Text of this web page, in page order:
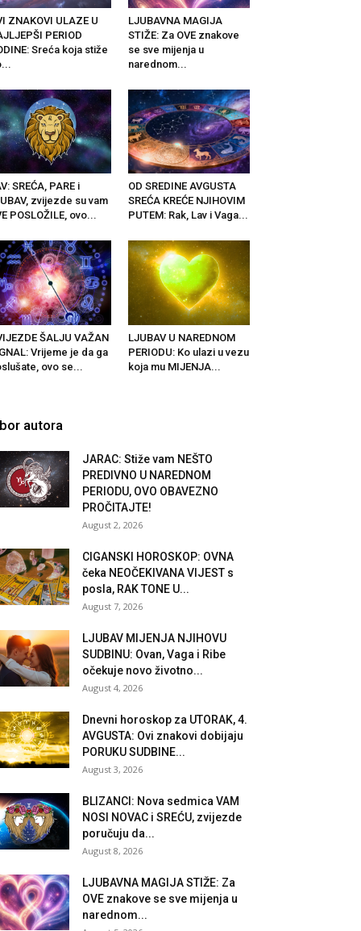
ZNAKOVI ULAZE U
PERIOD
Sreća koja stiže
LJUBAVNA MAGIJA
STIŽE: Za OVE znakove
se sve mijenja u
narednom...
SREĆA, PARE i
zvijezde su vam
POSLOŽILE, ovo...
OD SREDINE AVGUSTA
SREĆA KREĆE NJIHOVIM
PUTEM: Rak, Lav i Vaga...
ŠALJU VAŽAN
Vrijeme je da ga
ovo se...
LJUBAV U NAREDNOM
PERIODU: Ko ulazi u vezu
koja mu MIJENJA...
autora
JARAC: Stiže vam NEŠTO
PREDIVNO U NAREDNOM
PERIODU, OVO OBAVEZNO
PROČITAJTE!
August 2, 2026
CIGANSKI HOROSKOP: OVNA
čeka NEOČEKIVANA VIJEST s
posla, RAK TONE U...
August 7, 2026
LJUBAV MIJENJA NJIHOVU
SUDBINU: Ovan, Vaga i Ribe
očekuje novo životno...
August 4, 2026
Dnevni horoskop za UTORAK, 4.
AVGUSTA: Ovi znakovi dobijaju
PORUKU SUDBINE...
August 3, 2026
BLIZANCI: Nova sedmica VAM
NOSI NOVAC i SREĆU, zvijezde
poručuju da...
August 8, 2026
LJUBAVNA MAGIJA STIŽE: Za
OVE znakove se sve mijenja u
narednom...